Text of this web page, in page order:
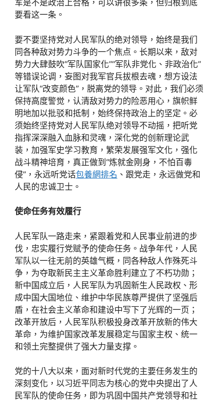
军是不是政治上合格，可以讲很多条，但归根到底
要看这一条。
要不要坚持党对人民军队的绝对领导，始终是我们
同各种敌对势力斗争的一个焦点。长期以来，敌对
势力大肆鼓吹“军队国家化”“军队非党化、非政治化”
等错误论调，妄图对我军官兵拔根去魂，想方设法
让军队“改变颜色”，脱离党的领导。对此，我们必须
保持高度警觉，认清敌对势力的险恶用心，旗帜鲜
明地加以批驳和抵制，始终保持政治上的坚定。必
须始终坚持党对人民军队绝对领导不动摇，把听党
指挥深深融入血脉和灵魂，深化党的创新理论武
装，加强军史学习教育，繁荣发展强军文化，强化
战斗精神培育，真正做到“炼就金刚身，不怕百毒
侵”，永远听党话包養網排名 、跟党走，永远做党和
人民的忠诚卫士。
使命任务有效履行
人民军队一路走来，紧跟着党和人民事业前进的步
伐，忠实履行党赋予的使命任务。战争年代，人民
军队以一往无前的英雄气概，同各种敌人作殊死斗
争，为夺取新民主主义革命胜利建立了不朽功勋；
新中国成立后，人民军队为巩固新生人民政权、形
成中国大国地位、维护中华民族尊严提供了坚强后
盾，在社会主义革命和建设中写下了光辉的一页；
改革开放后，人民军队积极投身改革开放新的伟大
革命，为维护国家改革发展稳定与国家主权、统一
和领土完整提供了强大力量支撑。
党的十八大以来，面对新时代党的主要任务发生的
深刻变化，以习近平同志为核心的党中央提出了人
民军队的使命任务，即为巩固中国共产党领导和社